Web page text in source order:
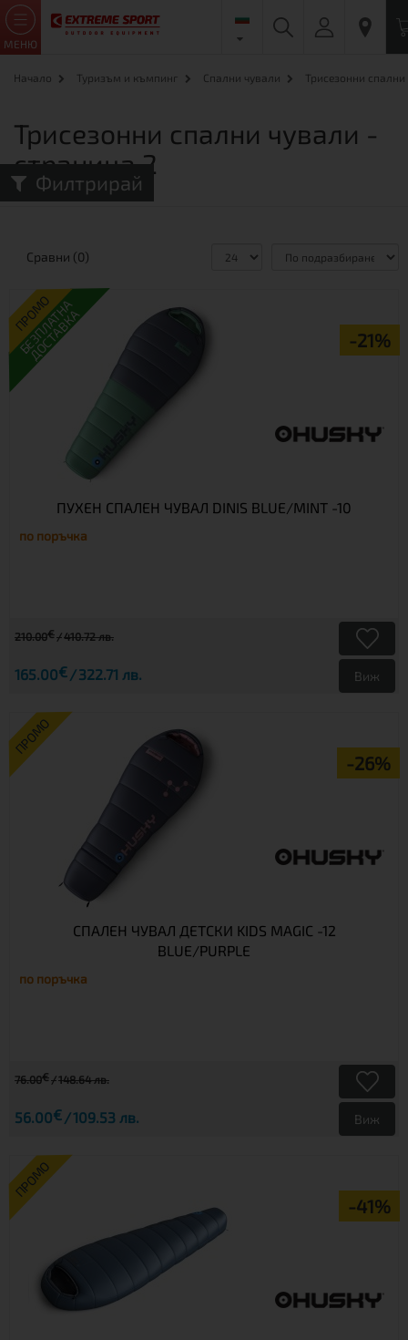
МЕНЮ
Начало Туризъм и къмпинг Спални чували Трисезонни
Филтрирай
Трисезонни спални чували -
страница 2
Сравни (0)
ПРОМО
-21%
БЕЗПЛАТНА
ДОСТАВКА
ПУХЕН СПАЛЕН ЧУВАЛ DINIS BLUE/MINT -10
по поръчка
210.00€ 410.72 лв.
165.00€ 322.71 лв. Виж
ПРОМО
-26%
СПАЛЕН ЧУВАЛ ДЕТСКИ KIDS MAGIC -12
BLUE/PURPLE
по поръчка
76.00€ 148.64 лв.
56.00€ 109.53 лв. Виж
ПРОМО
-41%